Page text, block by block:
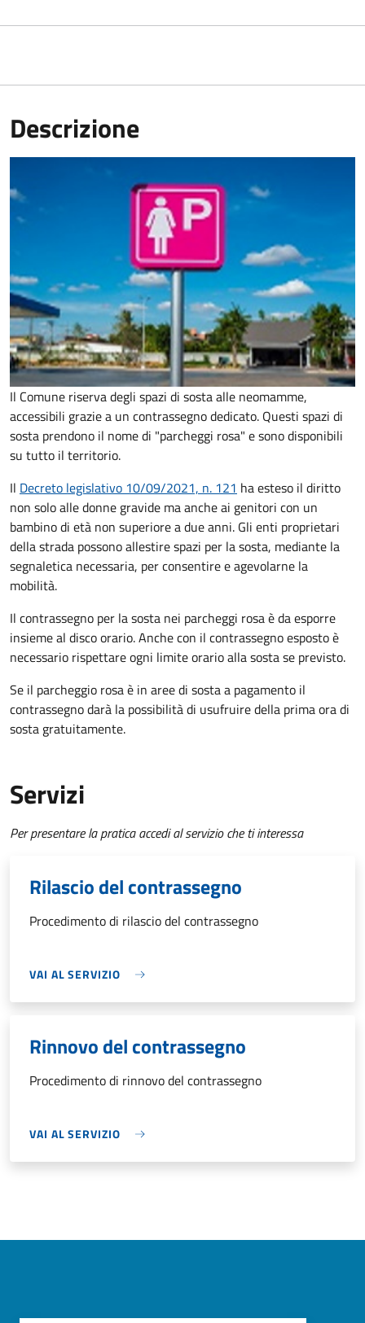
Descrizione
Il Comune riserva degli spazi di sosta alle neomamme,
accessibili grazie a un contrassegno dedicato. Questi spazi di
sosta prendono il nome di "parcheggi rosa" e sono disponibili
su tutto il territorio.
Il Decreto legislativo 10/09/2021, n. 121 ha esteso il diritto
non solo alle donne gravide ma anche ai genitori con un
bambino di età non superiore a due anni. Gli enti proprietari
della strada possono allestire spazi per la sosta, mediante la
segnaletica necessaria, per consentire e agevolarne la
mobilità.
Il contrassegno per la sosta nei parcheggi rosa è da esporre
insieme al disco orario. Anche con il contrassegno esposto è
necessario rispettare ogni limite orario alla sosta se previsto.
Se il parcheggio rosa è in aree di sosta a pagamento il
contrassegno darà la possibilità di usufruire della prima ora di
sosta gratuitamente.
Servizi
Per presentare la pratica accedi al servizio che ti interessa
Rilascio del contrassegno
Procedimento di rilascio del contrassegno
VAI AL SERVIZIO
Rinnovo del contrassegno
Procedimento di rinnovo del contrassegno
VAI AL SERVIZIO